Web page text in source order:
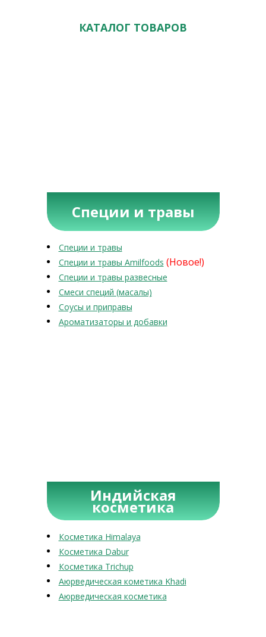
КАТАЛОГ ТОВАРОВ
Специи и травы
Специи и травы
Специи и травы Amilfoods (Новое!)
Специи и травы развесные
Смеси специй (масалы)
Соусы и приправы
Ароматизаторы и добавки
Индийская
косметика
Косметика Himalaya
Косметика Dabur
Косметика Trichup
Аюрведическая кометика Khadi
Аюрведическая косметика